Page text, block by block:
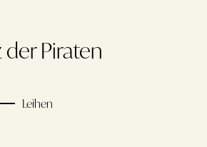
der Piraten
Leihen